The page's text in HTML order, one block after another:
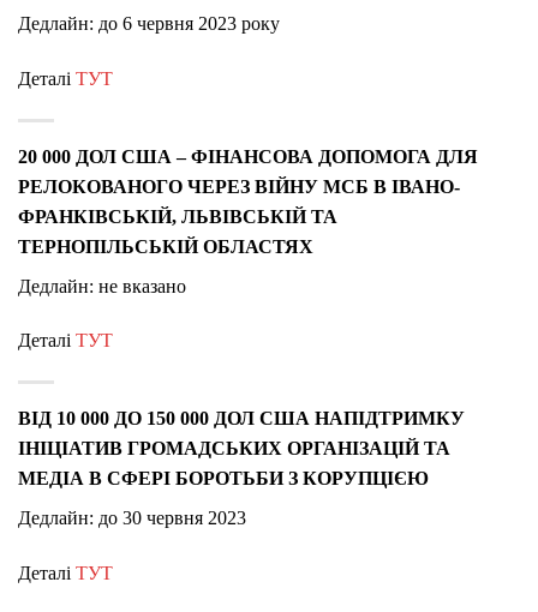
Дедлайн: до 6 червня 2023 року
Деталі ТУТ
20 000 ДОЛ США – ФІНАНСОВА ДОПОМОГА ДЛЯ
РЕЛОКОВАНОГО ЧЕРЕЗ ВІЙНУ МСБ В ІВАНО-
ФРАНКІВСЬКІЙ, ЛЬВІВСЬКІЙ ТА
ТЕРНОПІЛЬСЬКІЙ ОБЛАСТЯХ
Дедлайн: не вказано
Деталі ТУТ
ВІД 10 000 ДО 150 000 ДОЛ США НАПІДТРИМКУ
ІНІЦІАТИВ ГРОМАДСЬКИХ ОРГАНІЗАЦІЙ ТА
МЕДІА В СФЕРІ БОРОТЬБИ З КОРУПЦІЄЮ
Дедлайн: до 30 червня 2023
Деталі ТУТ